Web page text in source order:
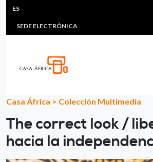
Pasar al contenido principal
HEADER MENU
MULTIMEDIA
SEDE ELECTRÓNICA
ES
Casa África > Colección Multimedia
The correct look /
hacia la